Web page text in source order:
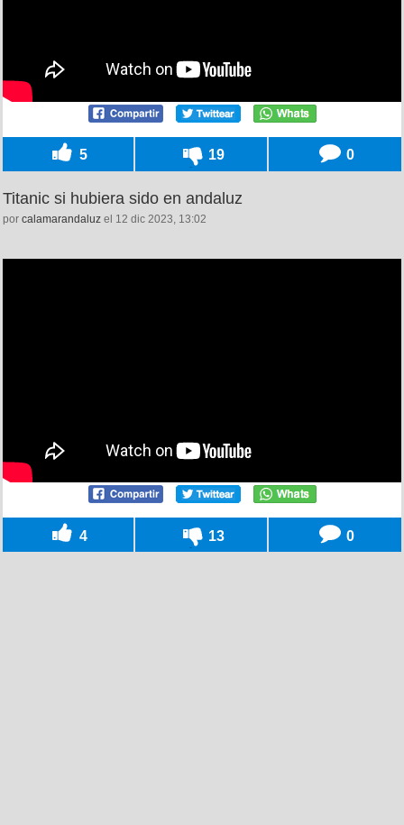
5 19 0
Titanic si hubiera sido en andaluz
por calamarandaluz el 12 dic 2023, 13:02
4 13 0